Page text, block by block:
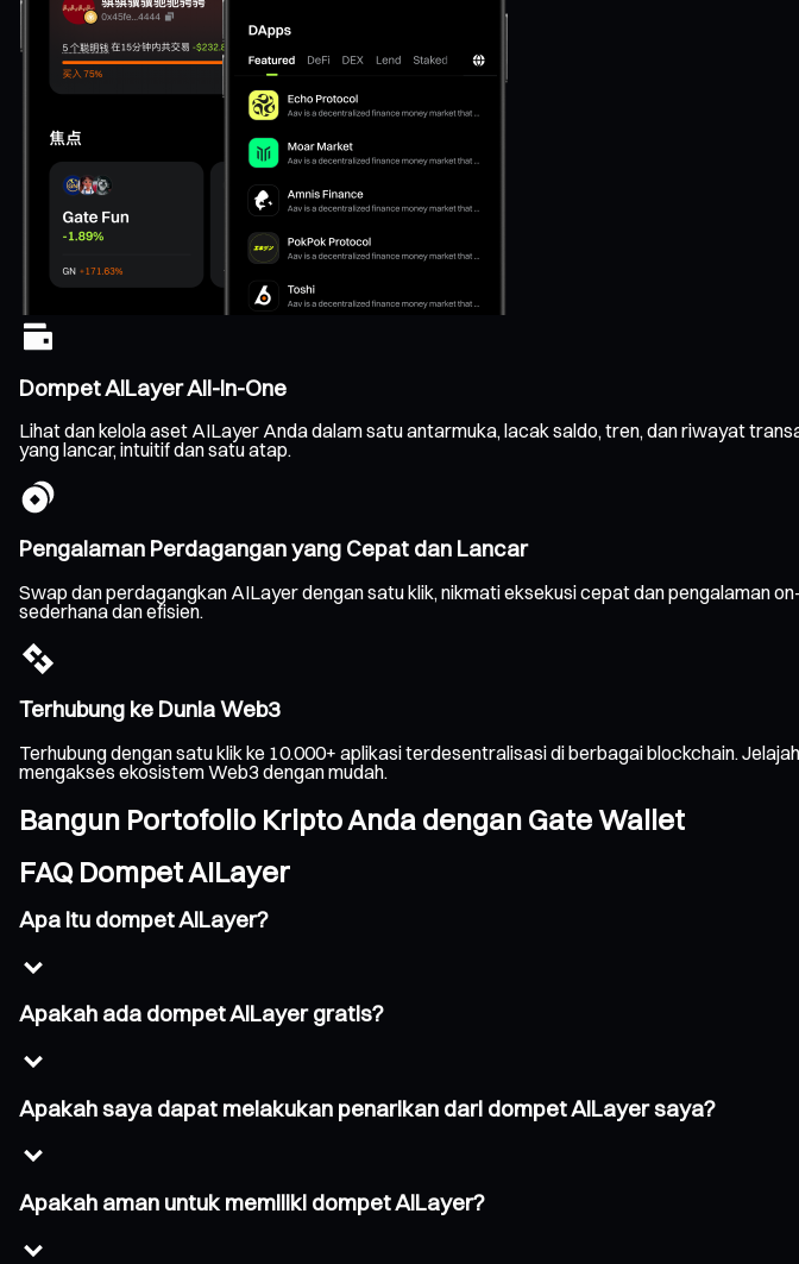
Dompet AILayer All-In-One
Lihat dan kelola aset AILayer Anda dalam satu antarmuka, lacak saldo, tren, dan riwayat
yang lancar, intuitif dan satu atap.
Pengalaman Perdagangan yang Cepat dan Lancar
Swap dan perdagangkan AILayer dengan satu klik, nikmati eksekusi cepat dan pengalaman
sederhana dan efisien.
Terhubung ke Dunia Web3
Terhubung dengan satu klik ke 10.000+ aplikasi terdesentralisasi di berbagai blockchain.
mengakses ekosistem Web3 dengan mudah.
Bangun Portofolio Kripto Anda dengan Gate Wallet
FAQ Dompet AILayer
Apa itu dompet AILayer?
Apakah ada dompet AILayer gratis?
Apakah saya dapat melakukan penarikan dari dompet AILayer saya?
Apakah aman untuk memiliki dompet AILayer?